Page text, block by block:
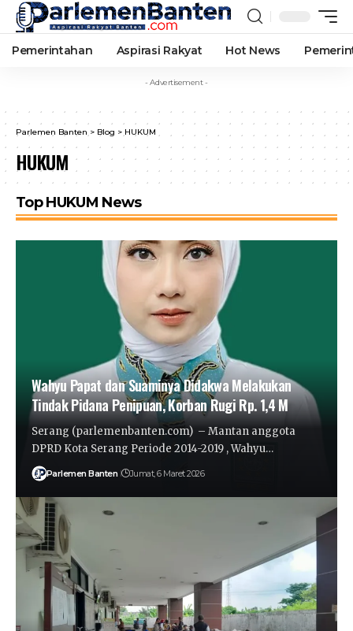
Pemerintahan Aspirasi Rakyat Hot News
- Advertisement -
Parlemen Banten > Blog > HUKUM
HUKUM
Top HUKUM News
Wahyu Papat dan Suaminya Didakwa Melakukan
Tindak Pidana Penipuan, Korban Rugi Rp. 1,4 M
Serang (parlemenbanten.com) – Mantan anggota
DPRD Kota Serang Periode 2014-2019 , Wahyu…
Parlemen Banten Jumat, 6 Maret 2026